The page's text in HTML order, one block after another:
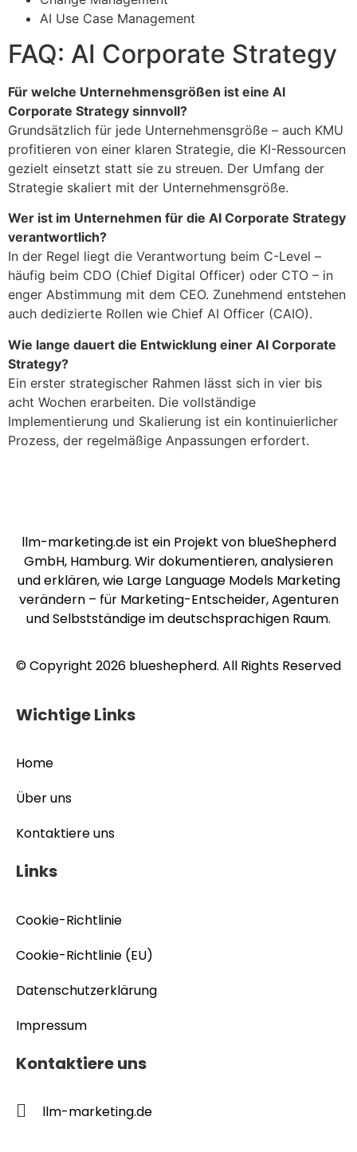
AI Use Case Management
FAQ: AI Corporate Strategy
Für welche Unternehmensgrößen ist eine AI
Corporate Strategy sinnvoll?
Grundsätzlich für jede Unternehmensgröße – auch KMU
profitieren von einer klaren Strategie, die KI-Ressourcen
gezielt einsetzt statt sie zu streuen. Der Umfang der
Strategie skaliert mit der Unternehmensgröße.
Wer ist im Unternehmen für die AI Corporate Strategy
verantwortlich?
In der Regel liegt die Verantwortung beim C-Level –
häufig beim CDO (Chief Digital Officer) oder CTO – in
enger Abstimmung mit dem CEO. Zunehmend entstehen
auch dedizierte Rollen wie Chief AI Officer (CAIO).
Wie lange dauert die Entwicklung einer AI Corporate
Strategy?
Ein erster strategischer Rahmen lässt sich in vier bis
acht Wochen erarbeiten. Die vollständige
Implementierung und Skalierung ist ein kontinuierlicher
Prozess, der regelmäßige Anpassungen erfordert.
llm-marketing.de ist ein Projekt von blueShepherd
GmbH, Hamburg. Wir dokumentieren, analysieren
und erklären, wie Large Language Models Marketing
verändern – für Marketing-Entscheider, Agenturen
und Selbstständige im deutschsprachigen Raum.
© Copyright 2026 blueshepherd. All Rights Reserved
Wichtige Links
Home
Über uns
Kontaktiere uns
Links
Cookie-Richtlinie
Cookie-Richtlinie (EU)
Datenschutzerklärung
Impressum
Kontaktiere uns
llm-marketing.de